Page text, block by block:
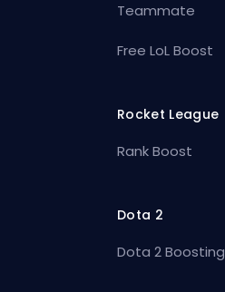
Teammate
Free LoL Boost
Rocket League
Rank Boost
Dota 2
Dota 2 Boosting